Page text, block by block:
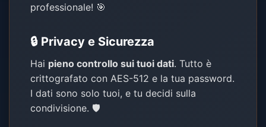
professionale! 🎯
🔒 Privacy e Sicurezza
Hai pieno controllo sui tuoi dati. Tutto è
crittografato con AES-512 e la tua password.
I dati sono solo tuoi, e tu decidi sulla
condivisione. 🛡️